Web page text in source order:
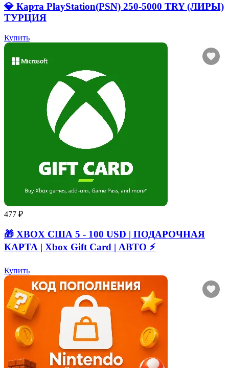
💎 Карта PlayStation(PSN) 250-5000 TRY (ЛИРЫ)
ТУРЦИЯ
Купить
477 ₽
🎁 XBOX США 5 - 100 USD | ПОДАРОЧНАЯ
КАРТА | Xbox Gift Card | АВТО ⚡
Купить